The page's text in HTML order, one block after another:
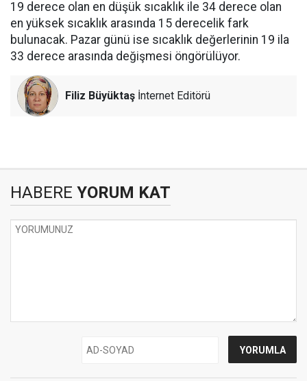
19 derece olan en düşük sıcaklık ile 34 derece olan
en yüksek sıcaklık arasında 15 derecelik fark
bulunacak. Pazar günü ise sıcaklık değerlerinin 19 ila
33 derece arasında değişmesi öngörülüyor.
Filiz Büyüktaş İnternet Editörü
HABERE YORUM KAT